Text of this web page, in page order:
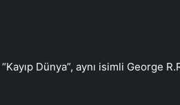
Dünya”, aynı isimli George